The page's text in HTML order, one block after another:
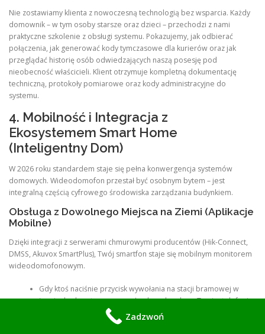
Nie zostawiamy klienta z nowoczesną technologią bez wsparcia. Każdy
domownik – w tym osoby starsze oraz dzieci – przechodzi z nami
praktyczne szkolenie z obsługi systemu. Pokazujemy, jak odbierać
połączenia, jak generować kody tymczasowe dla kurierów oraz jak
przeglądać historię osób odwiedzających naszą posesję pod
nieobecność właścicieli. Klient otrzymuje kompletną dokumentację
techniczną, protokoły pomiarowe oraz kody administracyjne do
systemu.
4. Mobilność i Integracja z
Ekosystemem Smart Home
(Inteligentny Dom)
W 2026 roku standardem staje się pełna konwergencja systemów
domowych. Wideodomofon przestał być osobnym bytem – jest
integralną częścią cyfrowego środowiska zarządzania budynkiem.
Obsługa z Dowolnego Miejsca na Ziemi (Aplikacje
Mobilne)
Dzięki integracji z serwerami chmurowymi producentów (Hik-Connect,
DMSS, Akuvox SmartPlus), Twój smartfon staje się mobilnym monitorem
wideodomofonowym.
Gdy ktoś naciśnie przycisk wywołania na stacji bramowej w
Łomiankach, w tym samym ułamku sekundy na Twoim telefonie
(niezależnie od tego, czy jesteś w pracy w centrum Warszawy,
stoisz w korku na Wisłostradzie, czy wypoczywasz na urlopie za
Zadzwoń